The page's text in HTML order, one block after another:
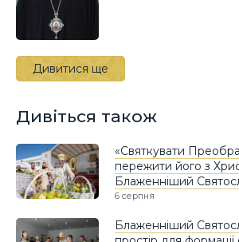
Дивитися ще
Дивіться також
«Святкувати
пережити його з
Блаженніший
6 серпня
Блаженніший